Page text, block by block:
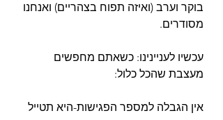
בוקר וערב (ואיזה תפוח בצהריים) ואנחנו
מסודרים.
עכשיו לעניינינו: כשאתם מחפשים
מעצבת שהכל כלול:
אין הגבלה למספר הפגישות-היא תטייל